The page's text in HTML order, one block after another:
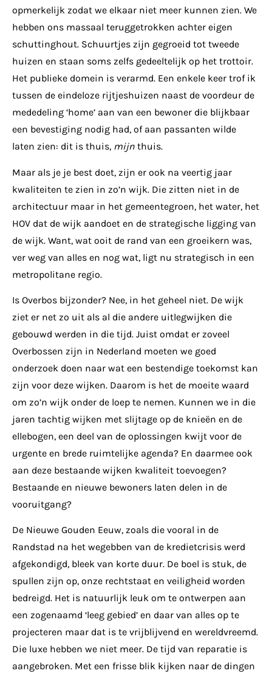
opmerkelijk zodat we elkaar niet meer kunnen zien. We
hebben ons massaal teruggetrokken achter eigen
schuttinghout. Schuurtjes zijn gegroeid tot tweede
huizen en staan soms zelfs gedeeltelijk op het trottoir.
Het publieke domein is verarmd. Een enkele keer trof ik
tussen de eindeloze rijtjeshuizen naast de voordeur de
mededeling ‘home’ aan van een bewoner die blijkbaar
een bevestiging nodig had, of aan passanten wilde
laten zien: dit is thuis, mijn thuis.
Maar als je je best doet, zijn er ook na veertig jaar
kwaliteiten te zien in zo’n wijk. Die zitten niet in de
architectuur maar in het gemeentegroen, het water, het
HOV dat de wijk aandoet en de strategische ligging van
de wijk. Want, wat ooit de rand van een groeikern was,
ver weg van alles en nog wat, ligt nu strategisch in een
metropolitane regio.
Is Overbos bijzonder? Nee, in het geheel niet. De wijk
ziet er net zo uit als al die andere uitlegwijken die
gebouwd werden in die tijd. Juist omdat er zoveel
Overbossen zijn in Nederland moeten we goed
onderzoek doen naar wat een bestendige toekomst kan
zijn voor deze wijken. Daarom is het de moeite waard
om zo’n wijk onder de loep te nemen. Kunnen we in die
jaren tachtig wijken met slijtage op de knieën en de
ellebogen, een deel van de oplossingen kwijt voor de
urgente en brede ruimtelijke agenda? En daarmee ook
aan deze bestaande wijken kwaliteit toevoegen?
Bestaande en nieuwe bewoners laten delen in de
vooruitgang?
De Nieuwe Gouden Eeuw, zoals die vooral in de
Randstad na het wegebben van de kredietcrisis werd
afgekondigd, bleek van korte duur. De boel is stuk, de
spullen zijn op, onze rechtstaat en veiligheid worden
bedreigd. Het is natuurlijk leuk om te ontwerpen aan
een zogenaamd ‘leeg gebied’ en daar van alles op te
projecteren maar dat is te vrijblijvend en wereldvreemd.
Die luxe hebben we niet meer. De tijd van reparatie is
aangebroken. Met een frisse blik kijken naar de dingen